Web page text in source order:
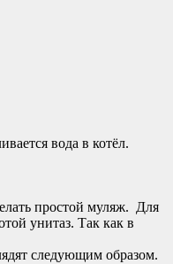
вода в котёл.
простой муляж. Для
унитаз. Так как в
следующим образом.